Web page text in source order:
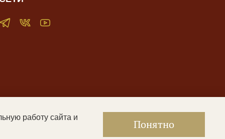
контент, не предназначенный для лиц младше 16 лет
работу сайта и
Понятно